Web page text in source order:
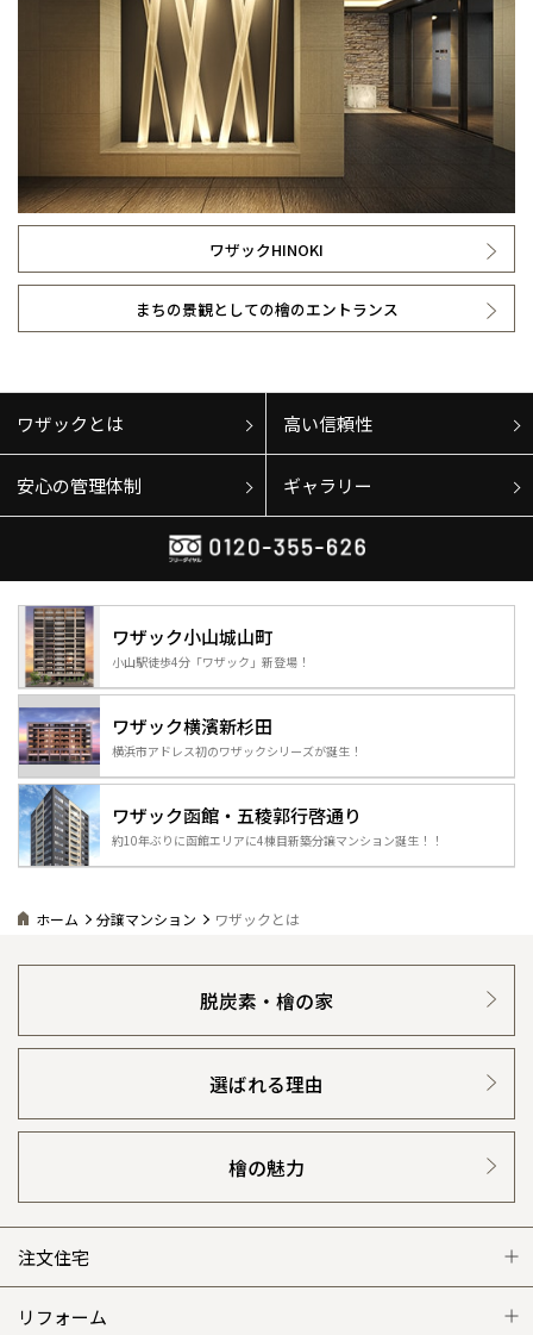
ワザックとは 高い信頼性
安心の管理体制 ギャラリー
ワザック小山城山町
小山駅徒歩4分 「ワザック」新登場！
ワザック横濱新杉田
横浜市アドレス初のワザックシリーズが誕生！
ワザック函館・ 五稜郭行啓通り
約10年ぶりに函館エリアに4棟目新築分譲マンション誕生！！
ワザックHINOKI
まちの景観としての檜のエントランス
ホーム 分譲マンション ワザックとは
脱炭素・檜の家
選ばれる理由
檜の魅力
注文住宅
注文住宅 トップ
リフォーム